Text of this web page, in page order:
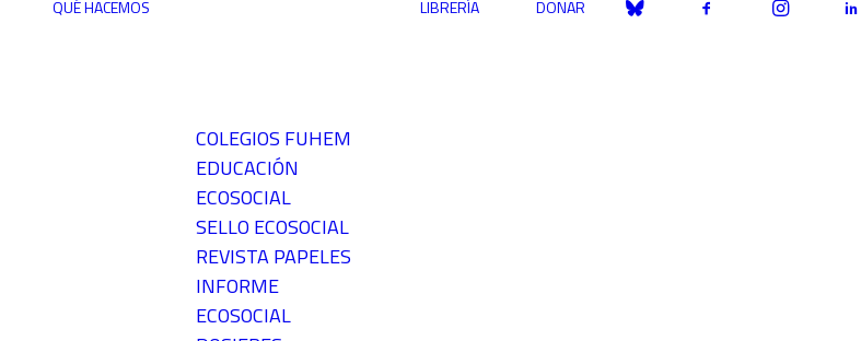
QUÉ HACEMOS
COLEGIOS FUHEM
EDUCACIÓN
ECOSOCIAL
SELLO ECOSOCIAL
REVISTA PAPELES
INFORME
ECOSOCIAL
LIBRERÍA DONAR